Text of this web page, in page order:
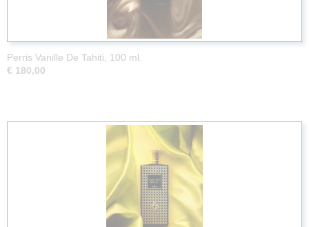
Perris Vanille De Tahiti, 100 ml.
€ 180,00